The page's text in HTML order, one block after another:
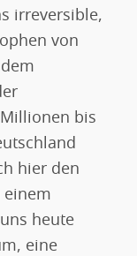
irreversible,
von
bis
hier den
einem
heute
eine